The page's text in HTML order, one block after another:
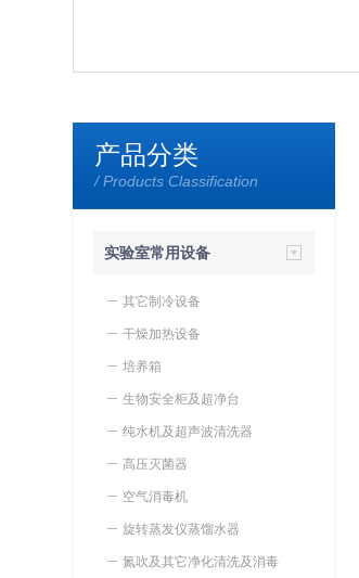
产品分类
/ Products Classification
实验室常用设备
其它制冷设备
干燥加热设备
培养箱
生物安全柜及超净台
纯水机及超声波清洗器
高压灭菌器
空气消毒机
旋转蒸发仪蒸馏水器
氮吹及其它净化清洗及消毒